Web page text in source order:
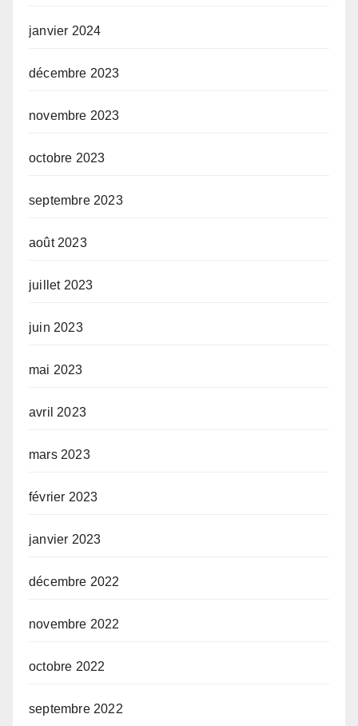
janvier 2024
décembre 2023
novembre 2023
octobre 2023
septembre 2023
août 2023
juillet 2023
juin 2023
mai 2023
avril 2023
mars 2023
février 2023
janvier 2023
décembre 2022
novembre 2022
octobre 2022
septembre 2022